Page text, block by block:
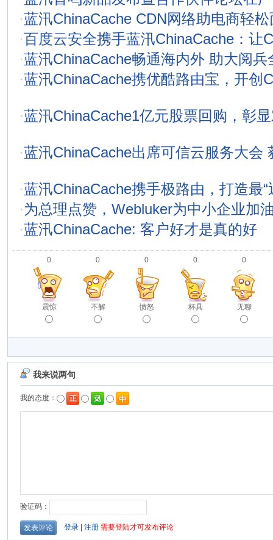
·蓝汛ChinaCache CDN网络助电商轻
·百度云安全携手蓝汛ChinaCache：让
·蓝汛ChinaCache畅通海内外 助大阅兵
·蓝汛ChinaCache携优酷路由宝，开创
·蓝汛ChinaCache1亿元股票回购，彰
·蓝汛ChinaCache出席可信云服务大会
·蓝汛ChinaCache携手极路由，打造最“
·为总理点赞，Webluker为中小企业加
·蓝汛ChinaCache: 客户好才是真的好
0
震惊
0
不解
0
愤怒
0
杯具
0
无聊